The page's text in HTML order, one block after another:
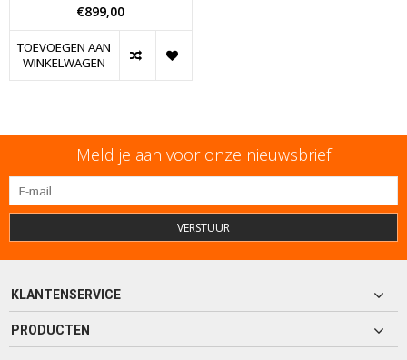
€899,00
TOEVOEGEN AAN
WINKELWAGEN
Meld je aan voor onze nieuwsbrief
VERSTUUR
KLANTENSERVICE
PRODUCTEN